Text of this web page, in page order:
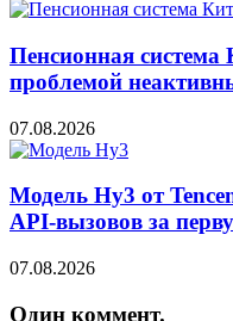
Пенсионная система
проблемой
07.08.2026
Модель Hy3 от
API-вызовов за
07.08.2026
Один коммент.